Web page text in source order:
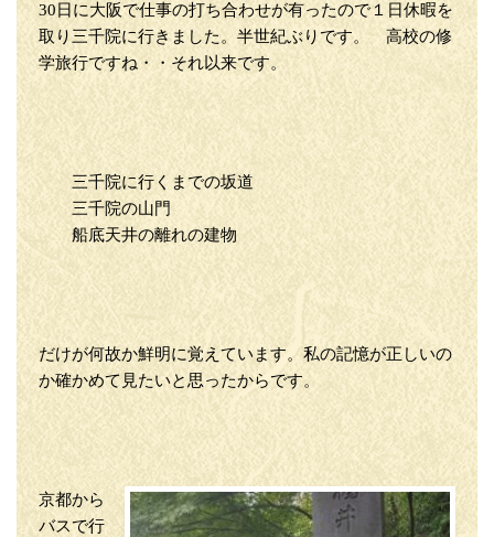
30日に大阪で仕事の打ち合わせが有ったので１日休暇を
取り三千院に行きました。半世紀ぶりです。 高校の修
学旅行ですね・・それ以来です。
三千院に行くまでの坂道
三千院の山門
船底天井の離れの建物
だけが何故か鮮明に覚えています。私の記憶が正しいの
か確かめて見たいと思ったからです。
京都から
バスで行